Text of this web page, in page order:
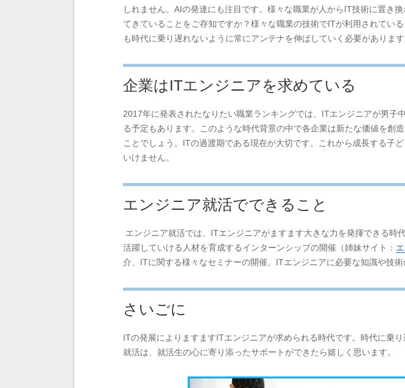
しれません。AIの発達にも注目です。様々な職業が人からIT技術に置き
てきていることをご存知ですか？様々な職業の技術でITが利用されてい
も時代に乗り遅れないように常にアンテナを伸ばしていく必要があります
企業はITエンジニアを求めている
2017年に発表されたなりたい職業ランキングでは、ITエンジニアが男子
る予定もあります。このような時代背景の中で各企業は新たな価値を創
ことでしょう。ITの過渡期である現在が大切です。これから成長する子
いけません。
エンジニア就活でできること
エンジニア就活では、ITエンジニアがますます大きな力を発揮できる
活躍していける人材を育成するインターンシップの開催（姉妹サイト：
介、ITに関する様々なセミナーの開催、ITエンジニアに必要な知識や技
さいごに
ITの発展によりますますITエンジニアが求められる時代です。時代に乗
就活は、就活生の心に寄り添ったサポートができたら嬉しく思います。